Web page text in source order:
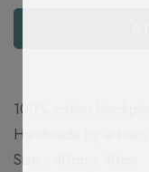
100% cotton blockprint.
Handmade by artisans
Size : 40cm x 40cm